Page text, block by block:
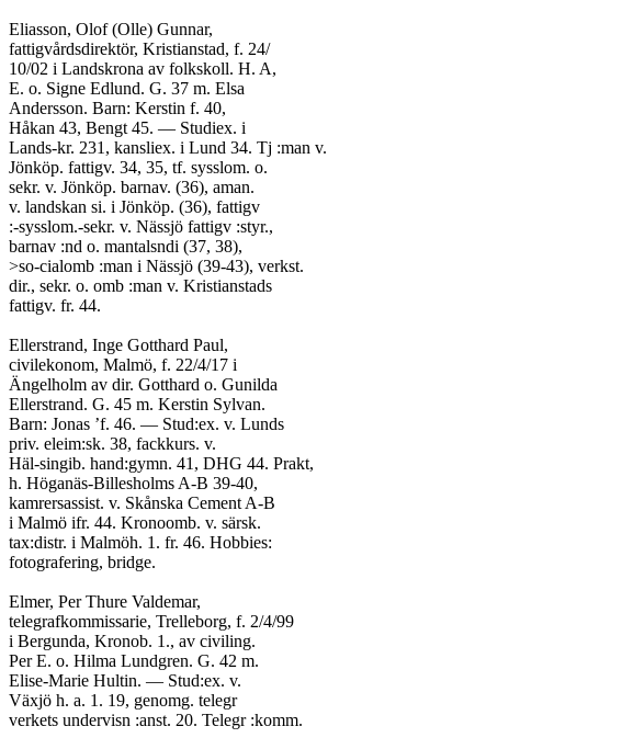
Eliasson, Olof (Olle) Gunnar,
fattigvårdsdirektör, Kristianstad, f. 24/
10/02 i Landskrona av folkskoll. H. A,
E. o. Signe Edlund. G. 37 m. Elsa
Andersson. Barn: Kerstin f. 40,
Håkan 43, Bengt 45. — Studiex. i
Lands-kr. 231, kansliex. i Lund 34. Tj :man v.
Jönköp. fattigv. 34, 35, tf. sysslom. o.
sekr. v. Jönköp. barnav. (36), aman.
v. landskan si. i Jönköp. (36), fattigv
:-sysslom.-sekr. v. Nässjö fattigv :styr.,
barnav :nd o. mantalsndi (37, 38),
>so-cialomb :man i Nässjö (39-43), verkst.
dir., sekr. o. omb :man v. Kristianstads
fattigv. fr. 44.
Ellerstrand, Inge Gotthard Paul,
civilekonom, Malmö, f. 22/4/17 i
Ängelholm av dir. Gotthard o. Gunilda
Ellerstrand. G. 45 m. Kerstin Sylvan.
Barn: Jonas ’f. 46. — Stud:ex. v. Lunds
priv. eleim:sk. 38, fackkurs. v.
Häl-singib. hand:gymn. 41, DHG 44. Prakt,
h. Höganäs-Billesholms A-B 39-40,
kamrersassist. v. Skånska Cement A-B
i Malmö ifr. 44. Kronoomb. v. särsk.
tax:distr. i Malmöh. 1. fr. 46. Hobbies:
fotografering, bridge.
Elmer, Per Thure Valdemar,
telegrafkommissarie, Trelleborg, f. 2/4/99
i Bergunda, Kronob. 1., av civiling.
Per E. o. Hilma Lundgren. G. 42 m.
Elise-Marie Hultin. — Stud:ex. v.
Växjö h. a. 1. 19, genomg. telegr
verkets undervisn :anst. 20. Telegr :komm.